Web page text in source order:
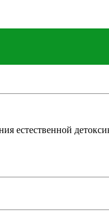
естественной